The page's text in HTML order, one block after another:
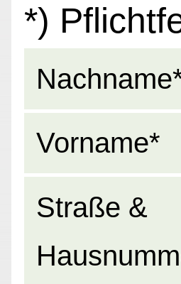
*)
Vorname*
Straße &